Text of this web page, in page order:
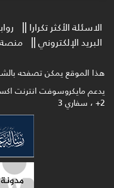
الاسئلة الأكثر تكرارا
البريد الإلكتروني
منصة
هذا الموقع يمكن تصفحه بالشكل
2+ ، سفاري 3